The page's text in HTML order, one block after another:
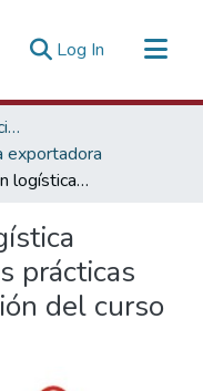
Log In (current)
Promoción de las Exportaciones
exportadora
Módulo 7: Gestión logística internacional - Buenas prácticas logísticas - presentación del curso (vídeo)
prácticas
del curso